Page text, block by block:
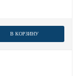
В КОРЗИНУ